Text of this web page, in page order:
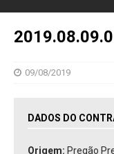
09/08/2019
DADOS DO
Origem: Pregão